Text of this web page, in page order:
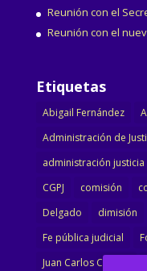
Reunión con el
Reunión con el
Etiquetas
Abigail Fernández
Administración de
administración justicia
CGPJ
comisión
Delgado
dimisión
Fe pública judicial
Juan Carlos Campo